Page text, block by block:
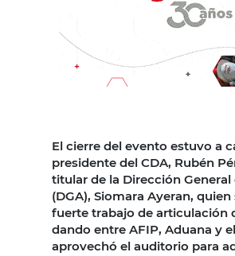
El cierre del evento estuvo a
presidente del CDA, Rubén
titular de la Dirección General
(DGA), Siomara Ayeran,
fuerte trabajo de articulación
dando entre AFIP, Aduana y
aprovechó el auditorio para